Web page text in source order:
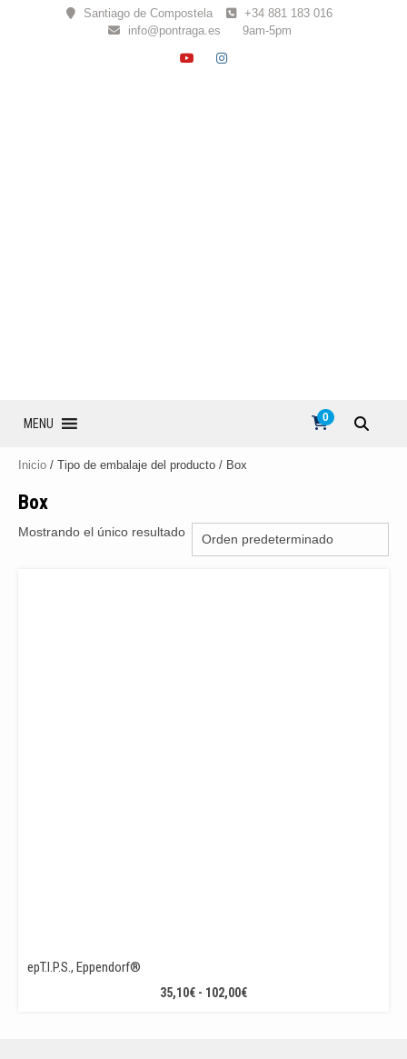
Santiago de Compostela
+34 881 183 016
info@pontraga.es
9am-5pm
YOUTUBE
INSTAGRAM
MENU 0
Inicio / Tipo de embalaje del producto / Box
Box
Mostrando el único resultado
epT.I.P.S., Eppendorf®
35,10€ - 102,00€RANGO